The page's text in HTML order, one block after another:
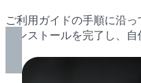
ご利用ガイドの手順に沿っ
インストールを完了し、 自